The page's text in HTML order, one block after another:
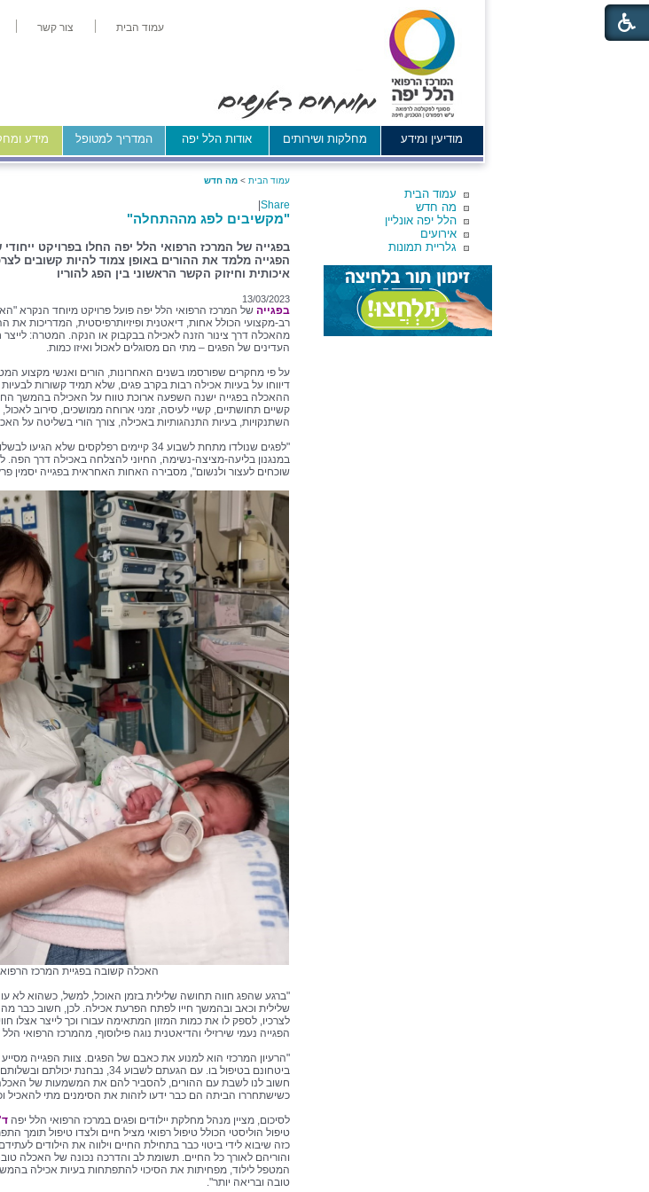
עמוד הבית צור קשר
מודיעין ומידע מחלקות ושירותים אודות הלל יפה המדריך למטופל מידע
עמוד הבית
מה חדש
הלל יפה אונליין
אירועים
גלריית תמונות
עמוד הבית > מה חדש
Share
"מקשיבים לפג מההתחלה"
בפגייה של המרכז הרפואי הלל יפה החלו בפרויקט
הפגייה מלמד את ההורים באופן צמוד להיות קשובים
איכותית וחיזוק הקשר הראשוני בין הפג להוריו
13/03/2023
בפגייה של המרכז הרפואי הלל יפה פועל פרויקט מיוחד הנקרא
רב-מקצועי הכולל אחות, דיאטנית ופיזיותרפיסטית, המדריכות את
מהאכלה דרך צינור הזנה לאכילה בבקבוק או הנקה. המטרה: לייצר
העדינים של הפגים – מתי הם מסוגלים לאכול ואיזו כמות.
על פי מחקרים שפורסמו בשנים האחרונות, הורים ואנשי מקצוע
דיווחו על בעיות אכילה רבות בקרב פגים, שלא תמיד קשורות
ההאכלה בפגייה ישנה השפעה ארוכת טווח על האכילה בהמשך
קשיים תחושתיים, קשיי לעיסה, זמני ארוחה ממושכים, סירוב
השתנקויות, בעיות התנהגותיות באכילה, צורך הורי בשליטה על
"לפגים שנולדו מתחת לשבוע 34 קיימים רפלקסים
במנגנון בליעה-מציצה-נשימה, החיוני להצלחה באכילה דרך הפה.
שוכחים לעצור ולנשום", מסבירה האחות האחראית בפגייה יסמין
האכלה קשובה בפגיית המרכז
"ברגע שהפג חווה תחושה שלילית בזמן האוכל, למשל, כשהוא לא
שלילית וכאב ובהמשך חייו לפתח הפרעת אכילה. לכן, חשוב כבר
לצרכיו, לספק לו את כמות המזון המתאימה עבורו וכך לייצר אצלו
הפגייה נעמי שירזילי והדיאטנית נוגה פילוסוף, מהמרכז הרפואי
"הרעיון המרכזי הוא למנוע את כאבם של הפגים. צוות הפגייה
ביטחונם בטיפול בו. עם הגעתם לשבוע
חשוב לנו לשבת עם ההורים, להסביר להם את המשמעות של
כשישתחררו הביתה הם כבר ידעו לזהות את הסימנים מתי להאכיל
לסיכום, מציין מנהל מחלקת יילודים ופגים במרכז הרפואי הלל יפה
טיפול הוליסטי הכולל טיפול רפואי מציל חיים ולצדו טיפול תומך
כזה שיבוא לידי ביטוי כבר בתחילת החיים וילווה את הילודים
והוריהם לאורך כל החיים. תשומת לב והדרכה נכונה של האכלה
המטפל לילוד, מפחיתות את הסיכוי להתפתחות בעיות אכילה בהמשך
טובה ובריאה יותר".